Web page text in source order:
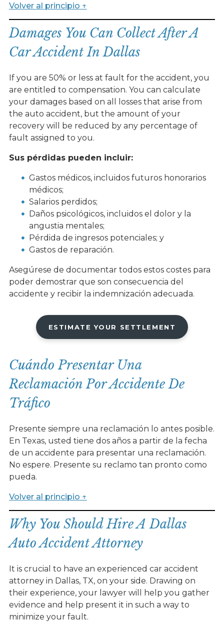
Volver al principio ↑
Damages You Can Collect After A
Car Accident In Dallas
If you are 50% or less at fault for the accident, you
are entitled to compensation. You can calculate
your damages based on all losses that arise from
the auto accident, but the amount of your
recovery will be reduced by any percentage of
fault assigned to you.
Sus pérdidas pueden incluir:
Gastos médicos, incluidos futuros honorarios
médicos;
Salarios perdidos;
Daños psicológicos, incluidos el dolor y la
angustia mentales;
Pérdida de ingresos potenciales; y
Gastos de reparación.
Asegúrese de documentar todos estos costes para
poder demostrar que son consecuencia del
accidente y recibir la indemnización adecuada.
ESTIMATE YOUR SETTLEMENT
Cuándo Presentar Una
Reclamación Por Accidente De
Tráfico
Presente siempre una reclamación lo antes posible.
En Texas, usted tiene dos años a partir de la fecha
de un accidente para presentar una reclamación.
No espere. Presente su reclamo tan pronto como
pueda.
Volver al principio ↑
Why You Should Hire A Dallas
Auto Accident Attorney
It is crucial to have an experienced car accident
attorney in Dallas, TX, on your side. Drawing on
their experience, your lawyer will help you gather
evidence and help present it in such a way to
minimize your fault.